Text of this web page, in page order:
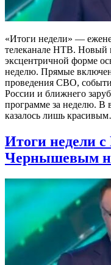
«Итоги недели» —
телеканале НТВ.
эксцентричной форме
неделю. Прямые
проведения СВО,
России и ближнего
программе за неделю. В
казалось лишь
Итоги недели
Чернышевым